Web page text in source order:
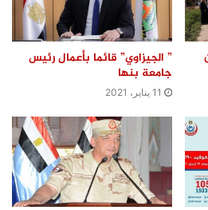
” الجيزاوي” قائما بأعمال رئيس
جامعة بنها
11 يناير، 2021